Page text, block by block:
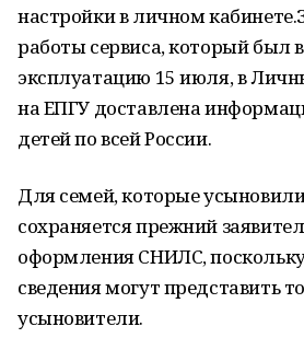
настройки в личном
работы сервиса, который был
эксплуатацию 15 июля, в
на ЕПГУ доставлена
детей по всей России.
Для семей, которые
сохраняется прежний
оформления СНИЛС,
сведения могут представить
усыновители.